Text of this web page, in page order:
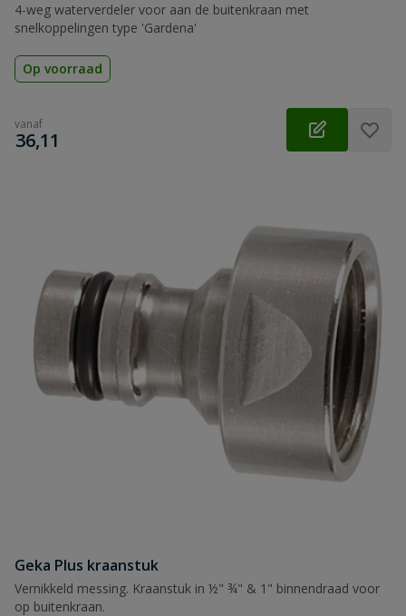
4-weg waterverdeler voor aan de buitenkraan met
snelkoppelingen type 'Gardena'
Op voorraad
vanaf
€
36,11
Geka Plus kraanstuk
Vernikkeld messing. Kraanstuk in ½" ¾" & 1" binnendraad voor
op buitenkraan.